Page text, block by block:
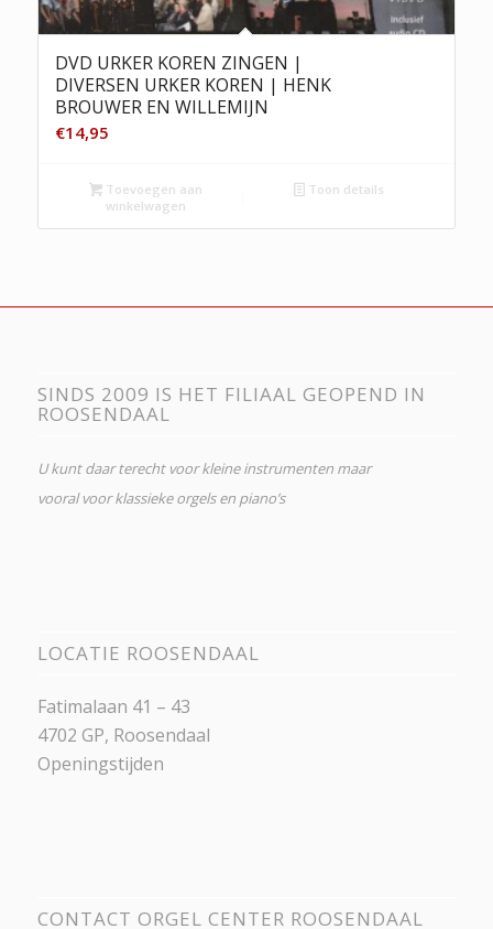
DVD URKER KOREN ZINGEN |
DIVERSEN URKER KOREN | HENK
BROUWER EN WILLEMIJN
€14,95
Toevoegen aan
winkelwagen
Toon details
SINDS 2009 IS HET FILIAAL GEOPEND IN
ROOSENDAAL
U kunt daar terecht voor kleine instrumenten maar
vooral voor klassieke orgels en piano’s
LOCATIE ROOSENDAAL
Fatimalaan 41 – 43
4702 GP, Roosendaal
Openingstijden
CONTACT ORGEL CENTER ROOSENDAAL